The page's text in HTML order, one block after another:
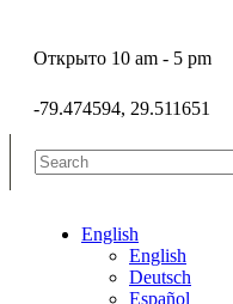
Открыто 10 am - 5 pm
-79.474594, 29.511651
English
English
Deutsch
Español